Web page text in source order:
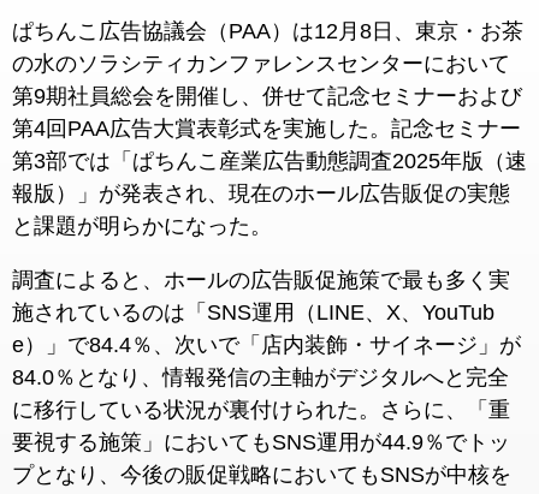
ぱちんこ広告協議会（PAA）は12月8日、東京・お茶
の水のソラシティカンファレンスセンターにおいて
第9期社員総会を開催し、併せて記念セミナーおよび
第4回PAA広告大賞表彰式を実施した。記念セミナー
第3部では「ぱちんこ産業広告動態調査2025年版（速
報版）」が発表され、現在のホール広告販促の実態
と課題が明らかになった。
調査によると、ホールの広告販促施策で最も多く実
施されているのは「SNS運用（LINE、X、YouTub
e）」で84.4％、次いで「店内装飾・サイネージ」が
84.0％となり、情報発信の主軸がデジタルへと完全
に移行している状況が裏付けられた。さらに、「重
要視する施策」においてもSNS運用が44.9％でトッ
プとなり、今後の販促戦略においてもSNSが中核を